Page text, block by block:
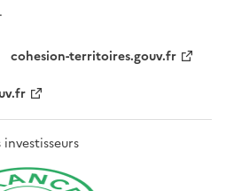
cohesion-territoires.gouv.fr
investisseurs